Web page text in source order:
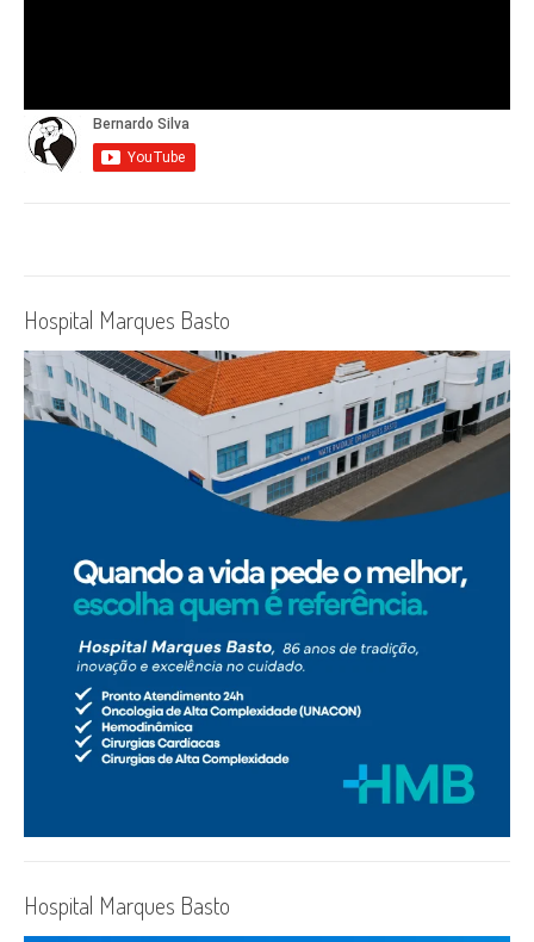
Hospital Marques Basto
Hospital Marques Basto